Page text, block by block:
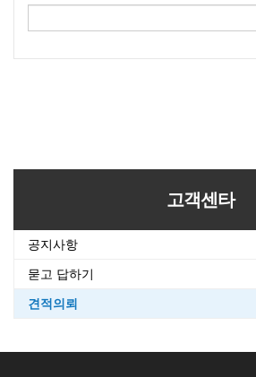
고객센타
공지사항
묻고 답하기
견적의뢰